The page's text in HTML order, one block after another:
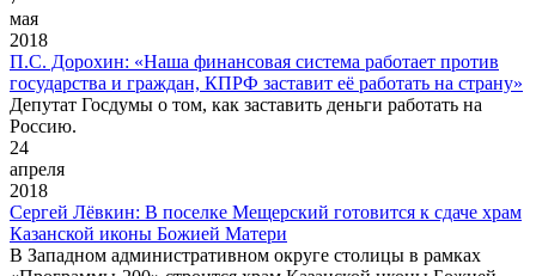
мая
2018
П.С. Дорохин: «Наша финансовая система работает против
государства и граждан, КПРФ заставит её работать на страну»
Депутат Госдумы о том, как заставить деньги работать на
Россию.
24
апреля
2018
Сергей Лёвкин: В поселке Мещерский готовится к сдаче храм
Казанской иконы Божией Матери
В Западном административном округе столицы в рамках